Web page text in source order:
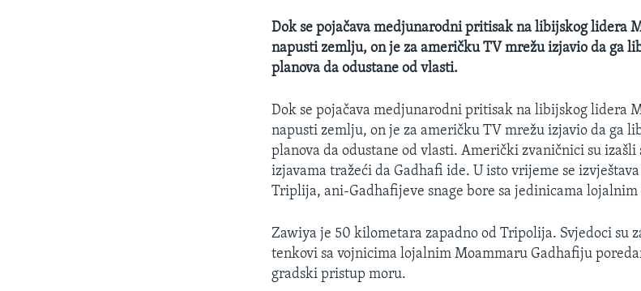
Dok se pojačava medjunarodni pritisak na libijskog lidera
napusti zemlju, on je za američku TV mrežu izjavio da ga
planova da odustane od vlasti.
Dok se pojačava medjunarodni pritisak na libijskog lidera
napusti zemlju, on je za američku TV mrežu izjavio da ga
planova da odustane od vlasti. Američki zvaničnici su izašli
izjavama tražeći da Gadhafi ide. U isto vrijeme se
Triplija, ani-Gadhafijeve snage bore sa jedinicama
Zawiya je 50 kilometara zapadno od Tripolija. Svjedoci su
tenkovi sa vojnicima lojalnim Moammaru Gadhafiju
gradski pristup moru.